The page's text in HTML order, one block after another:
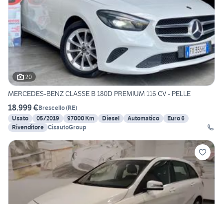
20
MERCEDES-BENZ CLASSE B 180D PREMIUM 116 CV - PELLE
18.999 €Brescello(RE)
Usato
05/2019 97000 Km Diesel Automatico
Euro 6
Rivenditore CisautoGroup